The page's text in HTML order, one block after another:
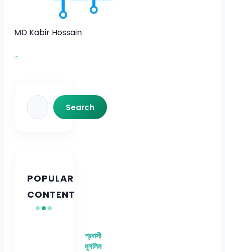
MD Kabir Hossain
...
Search
Search
POPULAR
CONTENT
প্রবাসী
মুসলিম